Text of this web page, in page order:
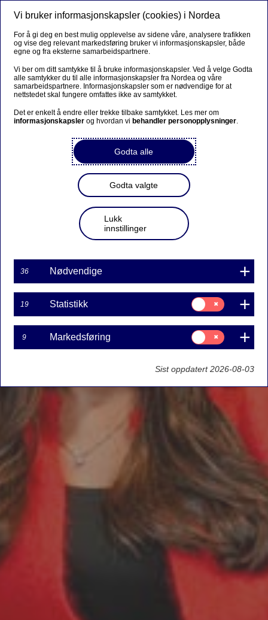
Vi bruker informasjonskapsler (cookies) i Nordea
For å gi deg en best mulig opplevelse av sidene våre, analysere trafikken
og vise deg relevant markedsføring bruker vi informasjonskapsler, både
egne og fra eksterne samarbeidspartnere.
Vi ber om ditt samtykke til å bruke informasjonskapsler. Ved å velge Godta
alle samtykker du til alle informasjonskapsler fra Nordea og våre
samarbeidspartnere. Informasjonskapsler som er nødvendige for at
nettstedet skal fungere omfattes ikke av samtykket.
Det er enkelt å endre eller trekke tilbake samtykket. Les mer om
informasjonskapsler og hvordan vi behandler personopplysninger.
Godta alle
Godta valgte
Lukk
innstillinger
36 Nødvendige
19 Statistikk
Samtykke
til:
Statistikk
9 Markedsføring
Samtykke
til:
Markedsføring
Sist oppdatert 2026-08-03